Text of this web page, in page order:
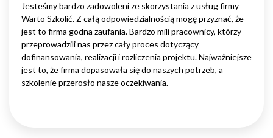
Jesteśmy bardzo zadowoleni ze skorzystania z usług firmy
Warto Szkolić. Z całą odpowiedzialnością mogę przyznać, że
jest to firma godna zaufania. Bardzo mili pracownicy, którzy
przeprowadzili nas przez cały proces dotyczący
dofinansowania, realizacji i rozliczenia projektu. Najważniejsze
jest to, że firma dopasowała się do naszych potrzeb, a
szkolenie przerosło nasze oczekiwania.